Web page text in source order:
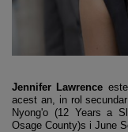
Jennifer Lawrence
acest an, in rol
Nyong'o (12 Years a
Osage County)s i June